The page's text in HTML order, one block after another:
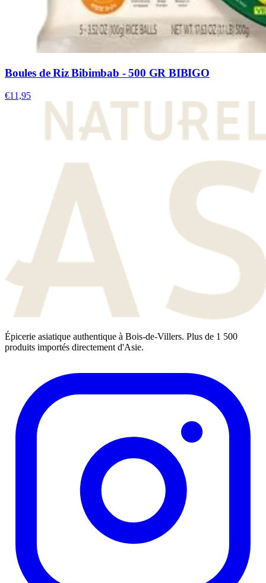
Boules de Riz Bibimbab - 500 GR BIBIGO
€11,95
Épicerie asiatique authentique à Bois-de-Villers. Plus de 1 500
produits importés directement d'Asie.